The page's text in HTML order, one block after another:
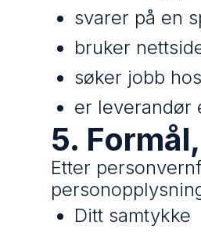
svarer på en
bruker
søker jobb
er leverandør
5.
Etter
Ditt samtykke